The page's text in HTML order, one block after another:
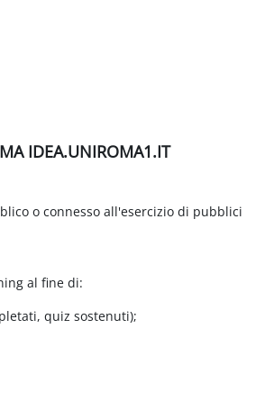
IDEA.UNIROMA1.IT
o connesso all'esercizio di pubblici
al fine di:
quiz sostenuti);